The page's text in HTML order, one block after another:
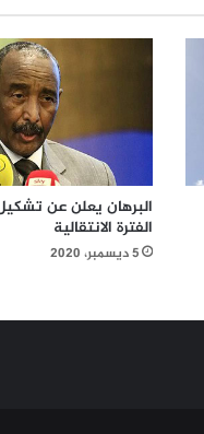
البرهان يعلن عن
الفترة الانتقالية
5 ديسمبر، 2020